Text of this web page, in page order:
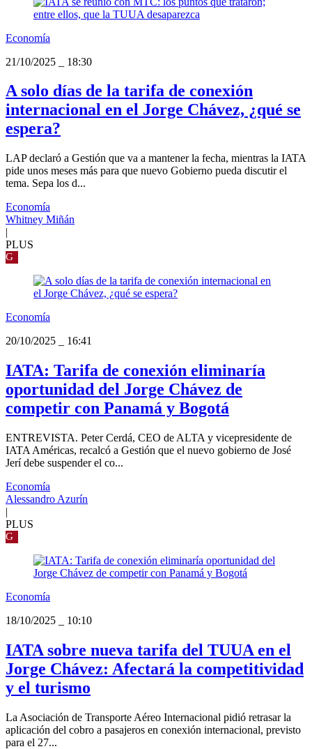
Economía
21/10/2025
18:30
A solo días de la tarifa de conexión
internacional en el Jorge Chávez, ¿qué se
espera?
LAP declaró a Gestión que va a mantener la fecha, mientras la IATA
pide unos meses más para que nuevo Gobierno pueda discutir el
tema. Sepa los d...
Economía
Whitney Miñán
|
PLUS
G
Economía
20/10/2025
16:41
IATA: Tarifa de conexión eliminaría
oportunidad del Jorge Chávez de
competir con Panamá y Bogotá
ENTREVISTA. Peter Cerdá, CEO de ALTA y vicepresidente de
IATA Américas, recalcó a Gestión que el nuevo gobierno de José
Jerí debe suspender el co...
Economía
Alessandro Azurín
|
PLUS
G
Economía
18/10/2025
10:10
IATA sobre nueva tarifa del TUUA en el
Jorge Chávez: Afectará la competitividad
y el turismo
La Asociación de Transporte Aéreo Internacional pidió retrasar la
aplicación del cobro a pasajeros en conexión internacional, previsto
para el 27...